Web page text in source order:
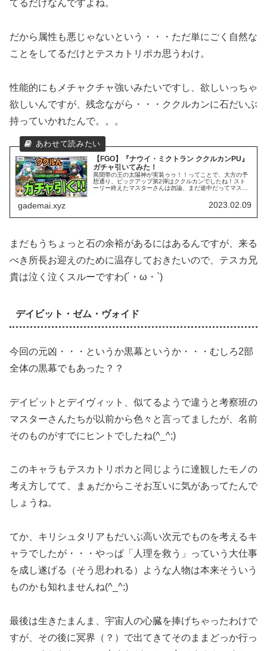
てるだけなんですよね。
だから属性も悪じゃないという・・・ただ単にごく自然な
ことをしてるだけとテスカトリポカ思うわけ。
性能的にもメチャクチャ強いみたいですし、欲しいっちゃ
欲しいんですが、残念ながら・・・ククルカンに石だいぶ
持っていかれたんで。。。
【FGO】『ナウイ・ミクトラン ククルカンPU』
ガチャ引いてみた！
異聞帯の王の太陽神が実装ゥゥ！！ってことで、大方の予
想通り、ピックアップ第2弾はククルカンでしたね！スト
ーリー終えたマスターさんは勿論、まだ途中だってマスタ
gademai.xyz 2023.02.09
まだもうちょっと石の余裕があるにはあるんですが、来る
べき所長お迎えのために温存しておきたいので、テスカ兄
貴は泣く泣くスルーですわ(´・ω・`)
デイビット・ゼム・ヴォイド
今回の元凶・・・というか黒幕というか・・・むしろ2部
全体の黒幕でもあった？？
デイビットとデイヴィット、似てるようで違うと考察班の
マスターさんたちが以前から色々と言ってましたが、名前
そのものがすでにヒントでしたね(^_^;)
このキャラもテスカトリポカと同じように達観したモノの
考え方してて、まぁだからこそお互いに気があってたんで
しょうね。
てか、キリシュタリアもだいぶ高い次元でものを考えるキ
ャラでしたが・・・やっぱ「人理を救う」っていう大仕事
を成し遂げる（そう思われる）ような人物は本来そういう
ものかも知れませんね(^_^;)
最後は生きたまんま、宇宙人の心臓を捧げちゃったわけで
すが、その後に冥界（？）で出てきてそのままどっか行っ